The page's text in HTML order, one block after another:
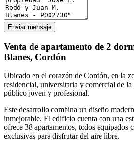
Enviar mensaje
Venta de apartamento de 2
Blanes, Cordón
Ubicado en el corazón de Cordón, en la
residencial, universitaria y comercial de
público joven y profesional.
Este desarrollo combina un diseño
inmejorable. El edificio cuenta con una
ofrece 38 apartamentos, todos equipados
exclusivas para disfrutar del aire libre.